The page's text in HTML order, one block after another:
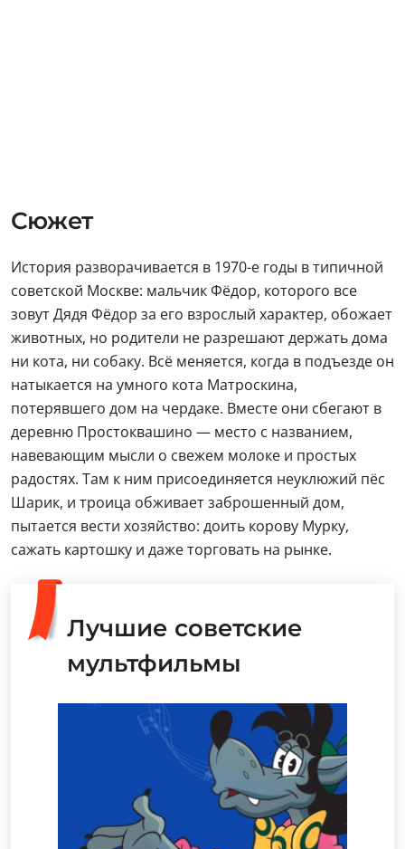
Сюжет
История разворачивается в 1970-е годы в типичной
советской Москве: мальчик Фёдор, которого все
зовут Дядя Фёдор за его взрослый характер, обожает
животных, но родители не разрешают держать дома
ни кота, ни собаку. Всё меняется, когда в подъезде он
натыкается на умного кота Матроскина,
потерявшего дом на чердаке. Вместе они сбегают в
деревню Простоквашино — место с названием,
навевающим мысли о свежем молоке и простых
радостях. Там к ним присоединяется неуклюжий пёс
Шарик, и троица обживает заброшенный дом,
пытается вести хозяйство: доить корову Мурку,
сажать картошку и даже торговать на рынке.
Лучшие советские
мультфильмы